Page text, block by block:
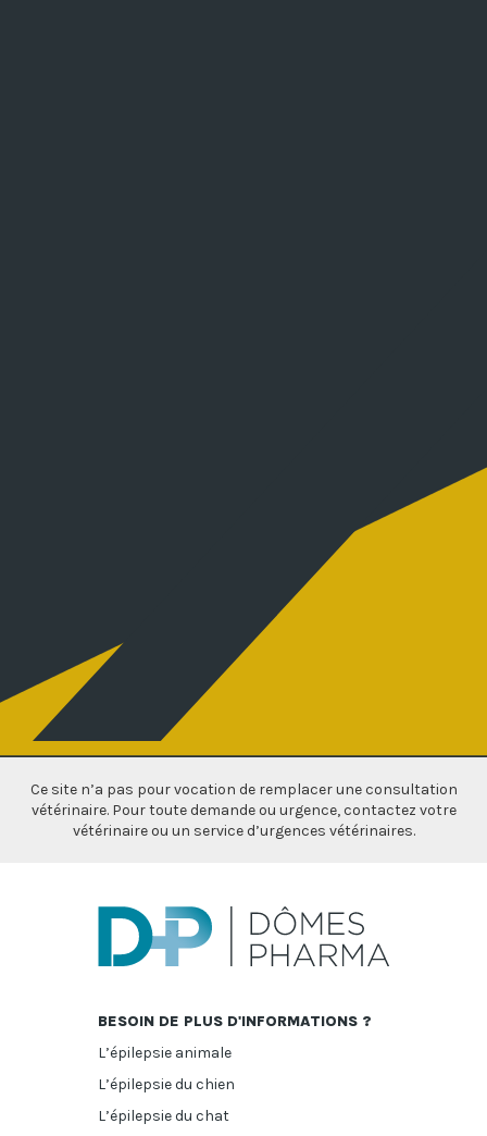
Ce site n’a pas pour vocation de remplacer une consultation
vétérinaire. Pour toute demande ou urgence, contactez votre
vétérinaire ou un service d’urgences vétérinaires.
BESOIN DE PLUS D'INFORMATIONS ?
L’épilepsie animale
L’épilepsie du chien
L’épilepsie du chat